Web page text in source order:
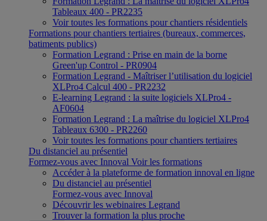
Tableaux 400 - PR2235
Voir toutes les formations pour chantiers résidentiels
Formations pour chantiers tertiaires (bureaux, commerces,
batiments publics)
Formation Legrand : Prise en main de la borne
Green'up Control - PR0904
Formation Legrand - Maîtriser l’utilisation du logiciel
XLPro4 Calcul 400 - PR2232
E-learning Legrand : la suite logiciels XLPro4 -
AF0604
Formation Legrand : La maîtrise du logiciel XLPro4
Tableaux 6300 - PR2260
Voir toutes les formations pour chantiers tertiaires
Du distanciel au présentiel
Formez-vous avec Innoval Voir les formations
Accéder à la plateforme de formation innoval en ligne
Du distanciel au présentiel
Formez-vous avec Innoval
Découvrir les webinaires Legrand
Trouver la formation la plus proche